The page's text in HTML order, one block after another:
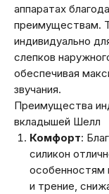
аппаратах
преимуществам.
индивидуально
слепков
обеспечивая
звучания.
Преимущества
вкладышей Шелл
Комфорт:
силикон
особенностям
и трение,